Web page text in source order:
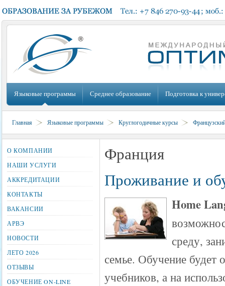
Языковые программы Среднее образование Подготовка к
Главная Языковые программы Круглогодичные курсы
Франция
Проживание и
Home
среду,
семье. Обучение будет
учебников, а на
О КОМПАНИИ
НАШИ УСЛУГИ
АККРЕДИТАЦИИ
КОНТАКТЫ
ВАКАНСИИ
АРВЭ
НОВОСТИ
ЛЕТО 2026
ОТЗЫВЫ
ОБУЧЕНИЕ ON-LINE